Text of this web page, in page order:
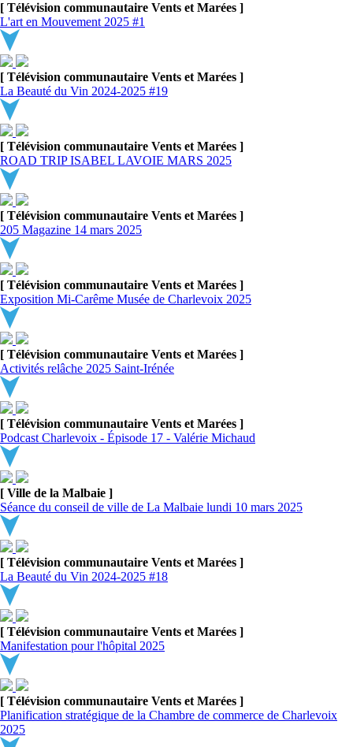
[ Télévision communautaire Vents et Marées ]
L'art en Mouvement 2025 #1
[ Télévision communautaire Vents et Marées ]
La Beauté du Vin 2024-2025 #19
[ Télévision communautaire Vents et Marées ]
ROAD TRIP ISABEL LAVOIE MARS 2025
[ Télévision communautaire Vents et Marées ]
205 Magazine 14 mars 2025
[ Télévision communautaire Vents et Marées ]
Exposition Mi-Carême Musée de Charlevoix 2025
[ Télévision communautaire Vents et Marées ]
Activités relâche 2025 Saint-Irénée
[ Télévision communautaire Vents et Marées ]
Podcast Charlevoix - Épisode 17 - Valérie Michaud
[ Ville de la Malbaie ]
Séance du conseil de ville de La Malbaie lundi 10 mars 2025
[ Télévision communautaire Vents et Marées ]
La Beauté du Vin 2024-2025 #18
[ Télévision communautaire Vents et Marées ]
Manifestation pour l'hôpital 2025
[ Télévision communautaire Vents et Marées ]
Planification stratégique de la Chambre de commerce de Charlevoix
2025